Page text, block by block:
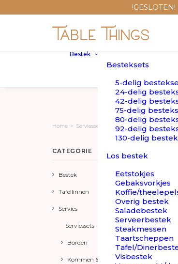
!GESLOTEN!
Bestek
Besteksets
5-delig
24-delig
42-delig
75-delig
80-delig
92-delig
130-delig
Los bestek
Eetstokjes
Gebaksvorkjes
Koffie/
Overig bestek
Saladebestek
Serveerbestek
Steakmessen
Taartscheppen
Tafel/
Visbestek
Home > Serviesset 18-delig
CATEGORIE
Bestek
Tafellinnen
Servies
Serviessets
Borden
Kommen & Schalen